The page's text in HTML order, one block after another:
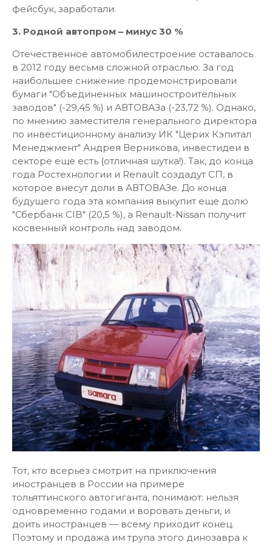
фейсбук, заработали.
3. Родной автопром – минус 30 %
Отечественное автомобилестроение оставалось
в 2012 году весьма сложной отраслью. За год
наибольшее снижение продемонстрировали
бумаги "Объединенных машиностроительных
заводов" (-29,45 %) и АВТОВАЗа (-23,72 %). Однако,
по мнению заместителя генерального директора
по инвестиционному анализу ИК "Церих Кэпитал
Менеджмент" Андрея Верникова, инвестидеи в
секторе еще есть (отличная шутка!). Так, до конца
года Ростехнологии и Renault создадут СП, в
которое внесут доли в АВТОВАЗе. До конца
будущего года эта компания выкупит еще долю
"Сбербанк CIB" (20,5 %), а Renault-Nissan получит
косвенный контроль над заводом.
Тот, кто всерьез смотрит на приключения
иностранцев в России на примере
тольяттинского автогиганта, понимают: нельзя
одновременно годами и воровать деньги, и
доить иностранцев — всему приходит конец.
Поэтому и продажа им трупа этого динозавра к